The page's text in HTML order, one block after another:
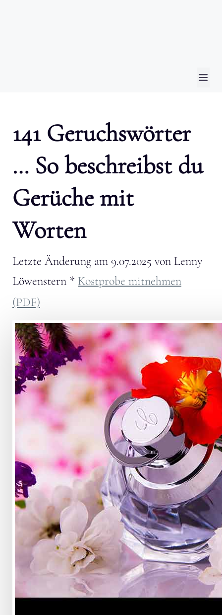
141 Geruchswörter
… So beschreibst du
Gerüche mit
Worten
Letzte Änderung am 9.07.2025 von Lenny
Löwenstern * Kostprobe mitnehmen
(PDF)